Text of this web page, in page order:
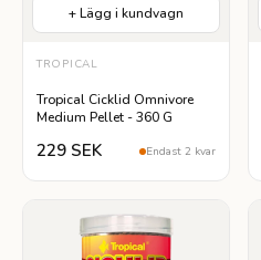
+ Lägg i kundvagn
TROPICAL
Tropical Cicklid Omnivore
Medium Pellet - 360 G
229 SEK Endast 2 kvar